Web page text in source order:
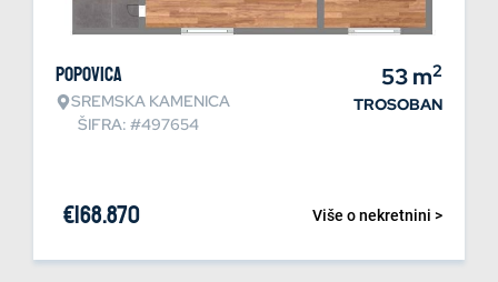
Popovica
SREMSKA KAMENICA
ŠIFRA: #497654
53m2
TROSOBAN
Više o nekretnini >
€168.870